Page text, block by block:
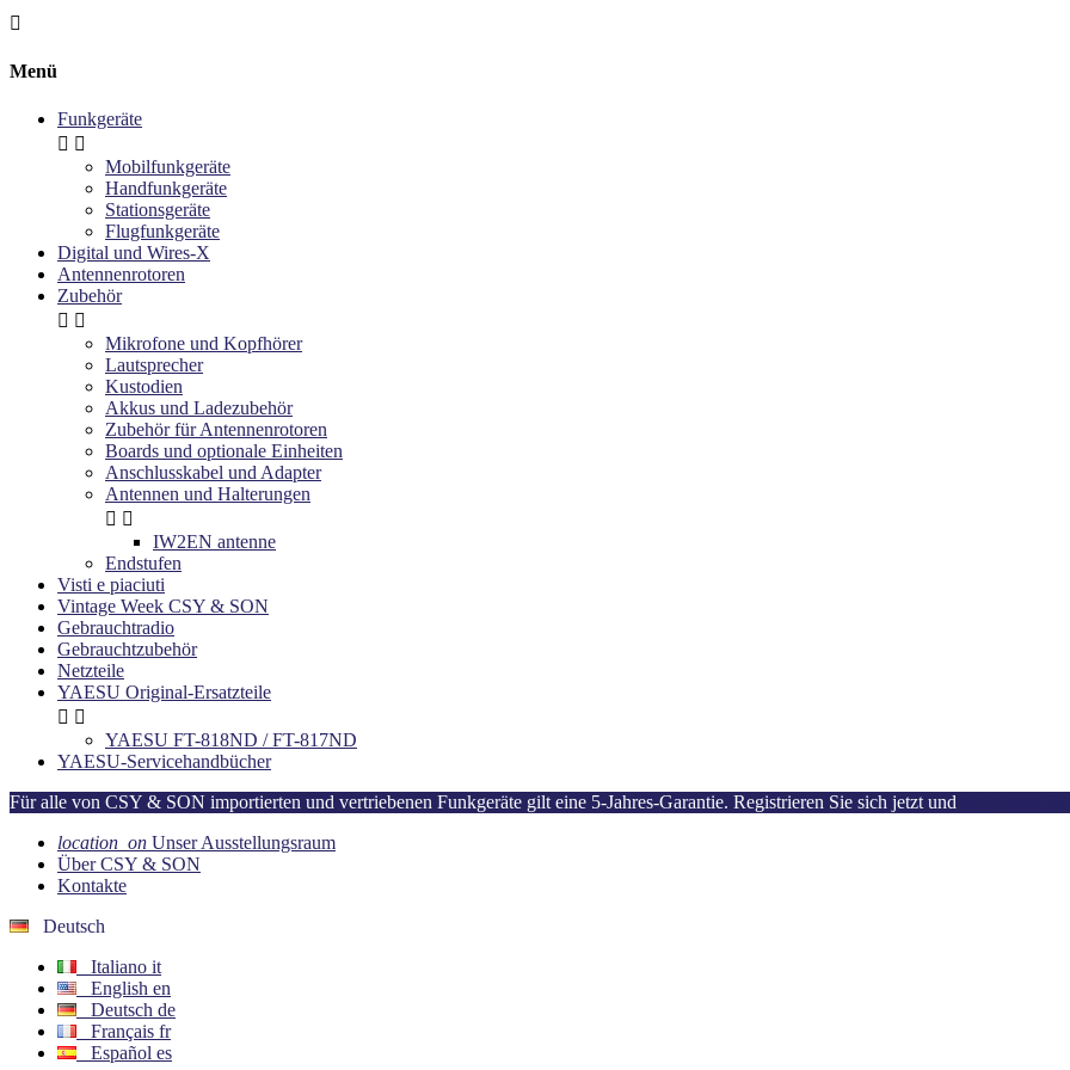

Menü
Funkgeräte
 
Mobilfunkgeräte
Handfunkgeräte
Stationsgeräte
Flugfunkgeräte
Digital und Wires-X
Antennenrotoren
Zubehör
 
Mikrofone und Kopfhörer
Lautsprecher
Kustodien
Akkus und Ladezubehör
Zubehör für Antennenrotoren
Boards und optionale Einheiten
Anschlusskabel und Adapter
Antennen und Halterungen
 
IW2EN antenne
Endstufen
Visti e piaciuti
Vintage Week CSY & SON
Gebrauchtradio
Gebrauchtzubehör
Netzteile
YAESU Original-Ersatzteile
 
YAESU FT-818ND / FT-817ND
YAESU-Servicehandbücher
Für alle von CSY & SON importierten und vertriebenen Funkgeräte gilt eine 5-Jahres-Garantie. Registrieren Sie sich jetzt und
location_on Unser Ausstellungsraum
Über CSY & SON
Kontakte
Deutsch
Italiano it
English en
Deutsch de
Français fr
Español es